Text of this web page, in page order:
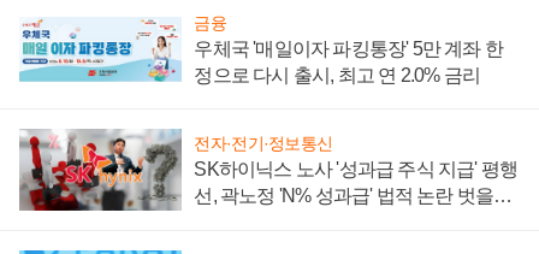
금융
우체국 '매일이자 파킹통장' 5만 계좌 한
정으로 다시 출시, 최고 연 2.0% 금리
전자·전기·정보통신
SK하이닉스 노사 '성과급 주식 지급' 평행
선, 곽노정 'N% 성과급' 법적 논란 벗을지